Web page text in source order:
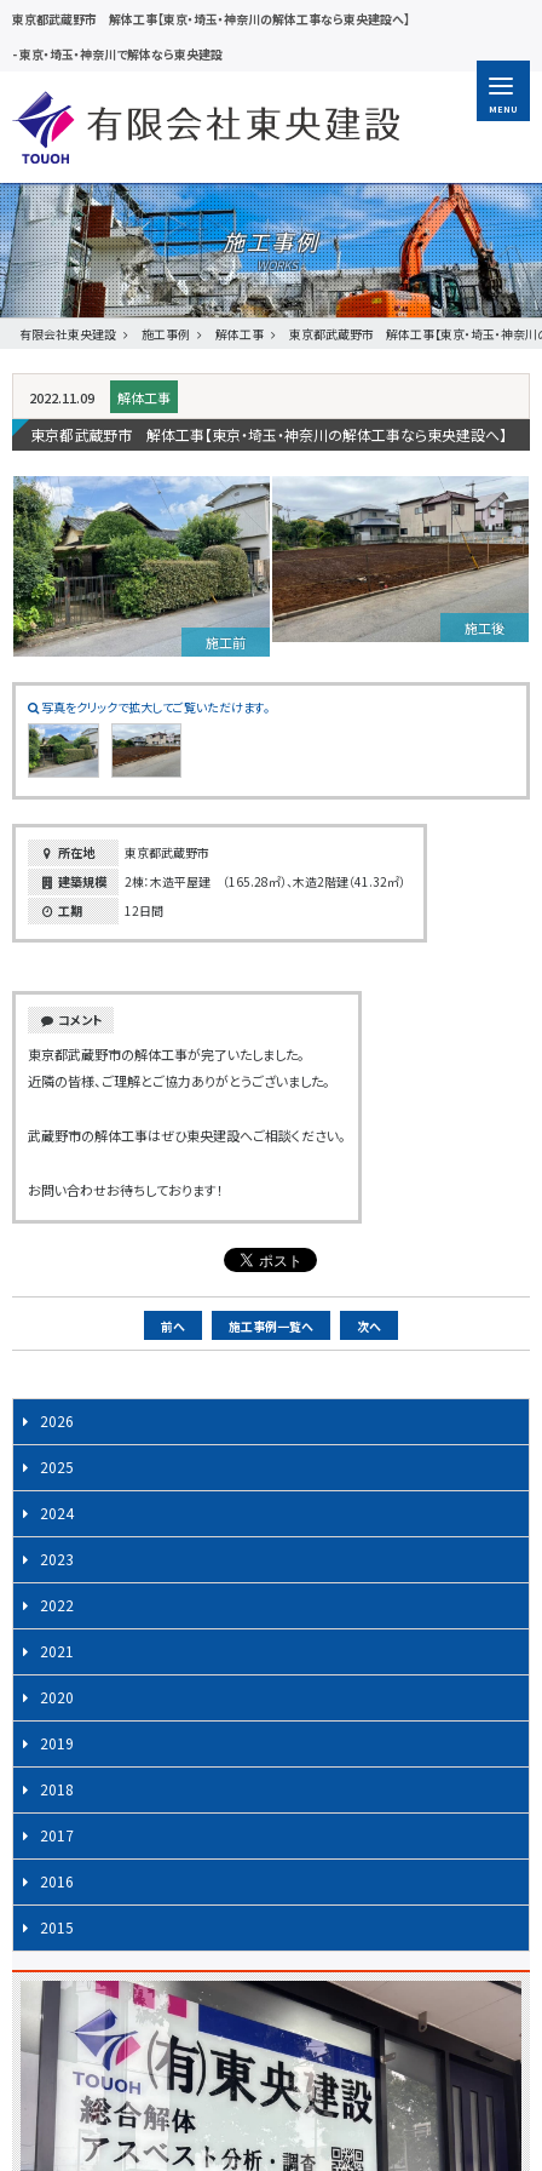
東京都武蔵野市 解体工事【東京・埼玉・神奈川の解体工事なら東央建設へ】
-東京・埼玉・神奈川で解体なら東央建設
MENU
施工事例
有限会社東央建設 施工事例 解体工事 東京都武蔵野市 解体工事【東京・埼玉・神奈
2022.11.09 解体工事
東京都武蔵野市 解体工事【東京・埼玉・神奈川の解体工事なら東央建設へ】
施工前
施工後
写真をクリックで拡大してご覧いただけます。
所在地
東京都武蔵野市
建築規模
2棟：木造平屋建 （165.28㎡）、木造2階建（41.32㎡）
工期
12日間
コメント
東京都武蔵野市の解体工事が完了いたしました。
近隣の皆様、ご理解とご協力ありがとうございました。
武蔵野市の解体工事はぜひ東央建設へご相談ください。
お問い合わせお待ちしております！
ー
ナ
ビ
ゲ
ー
シ
ョ
ン
前へ 施工事例一覧へ 次へ
2026
2025
2024
2023
2022
2021
2020
2019
2018
2017
2016
2015